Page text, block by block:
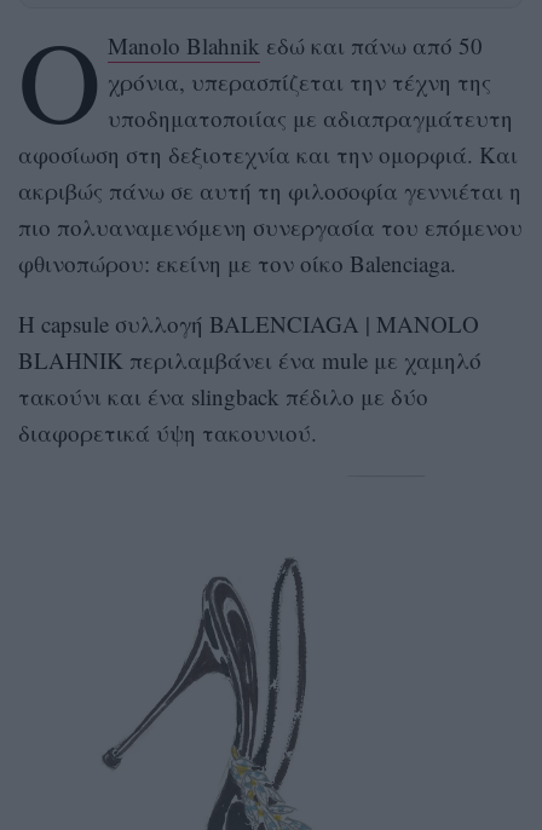
Ο Manolo Blahnik εδώ και πάνω από 50
χρόνια, υπερασπίζεται την τέχνη της
υποδηματοποιίας με αδιαπραγμάτευτη
αφοσίωση στη δεξιοτεχνία και την ομορφιά. Και
ακριβώς πάνω σε αυτή τη φιλοσοφία γεννιέται η
πιο πολυαναμενόμενη συνεργασία του επόμενου
φθινοπώρου: εκείνη με τον οίκο Balenciaga.
Η capsule συλλογή BALENCIAGA | MANOLO
BLAHNIK περιλαμβάνει ένα mule με χαμηλό
τακούνι και ένα slingback πέδιλο με δύο
διαφορετικά ύψη τακουνιού.